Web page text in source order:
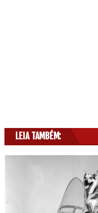
LEIA TAMBÉM: